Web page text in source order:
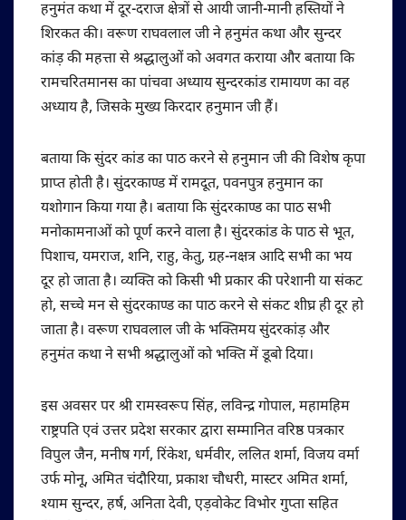
हनुमंत कथा में दूर-दराज क्षेत्रों से आयी जानी-मानी हस्तियों ने
शिरकत की। वरूण राघवलाल जी ने हनुमंत कथा और सुन्दर
कांड़ की महत्ता से श्रद्धालुओं को अवगत कराया और बताया कि
रामचरितमानस का पांचवा अध्याय सुन्दरकांड रामायण का वह
अध्याय है, जिसके मुख्य किरदार हनुमान जी हैं।
बताया कि सुंदर कांड का पाठ करने से हनुमान जी की विशेष कृपा
प्राप्त होती है। सुंदरकाण्ड में रामदूत, पवनपुत्र हनुमान का
यशोगान किया गया है। बताया कि सुंदरकाण्ड का पाठ सभी
मनोकामनाओं को पूर्ण करने वाला है। सुंदरकांड के पाठ से भूत,
पिशाच, यमराज, शनि, राहु, केतु, ग्रह-नक्षत्र आदि सभी का भय
दूर हो जाता है। व्यक्ति को किसी भी प्रकार की परेशानी या संकट
हो, सच्चे मन से सुंदरकाण्ड का पाठ करने से संकट शीघ्र ही दूर हो
जाता है। वरूण राघवलाल जी के भक्तिमय सुंदरकांड़ और
हनुमंत कथा ने सभी श्रद्धालुओं को भक्ति में डूबो दिया।
इस अवसर पर श्री रामस्वरूप सिंह, लविन्द्र गोपाल, महामहिम
राष्ट्रपति एवं उत्तर प्रदेश सरकार द्वारा सम्मानित वरिष्ठ पत्रकार
विपुल जैन, मनीष गर्ग, रिंकेश, धर्मवीर, ललित शर्मा, विजय वर्मा
उर्फ मोनू, अमित चंदौरिया, प्रकाश चौधरी, मास्टर अमित शर्मा,
श्याम सुन्दर, हर्ष, अनिता देवी, एड़वोकेट विभोर गुप्ता सहित